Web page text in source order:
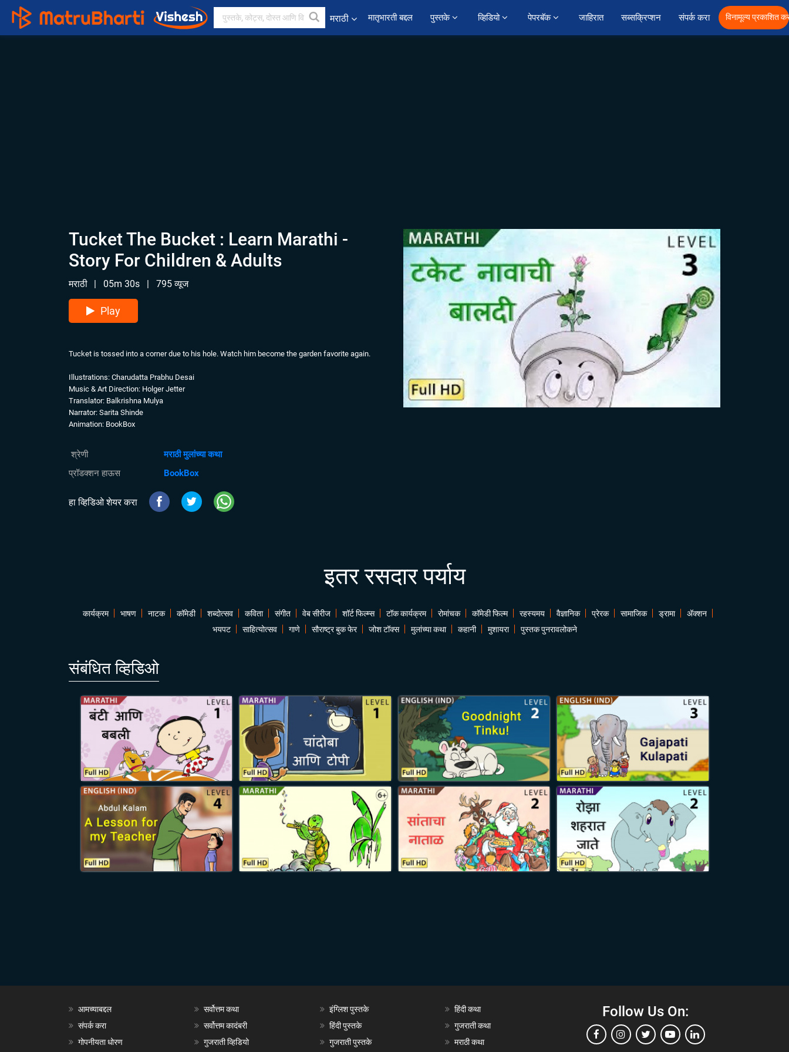
मराठी ﻿मातृभारती बद्दल पुस्तके व्हिडियो पेपरबॅक जाहिरात सब्सक्रिप्शन संपर्क करा विनामूल्य प्रकाशित
Tucket The Bucket : Learn Marathi -
Story For Children & Adults
मराठी | 05m 30s | 795 व्यूज
Play
Tucket is tossed into a corner due to his hole. Watch him become the garden favorite again.
Illustrations: Charudatta Prabhu Desai
Music & Art Direction: Holger Jetter
Translator: Balkrishna Mulya
Narrator: Sarita Shinde
Animation: BookBox
श्रेणी
मराठी मुलांच्या कथा
प्रॉडक्शन हाऊस
BookBox
हा व्हिडिओ शेयर करा
इतर रसदार पर्याय
कार्यक्रम भाषण नाटक कॉमेडी शब्दोत्सव कविता संगीत वेब सीरीज शॉर्ट फिल्म्स टॉक कार्यक्रम रोमांचक कॉमेडी फिल्म रहस्यमय वैज्ञानिक प्रेरक सामाजिक ड्रामा
अ‍ॅक्शन
भयपट
साहित्योत्सव गाणे सौराष्ट्र बुक फेर जोश टॉक्स मुलांच्या कथा कहानी मुशायरा पुस्तक पुनरावलोकने
संबंधित व्हिडिओ
आमच्याबद्दल
संपर्क करा
गोपनीयता धोरण
सर्वोत्तम कथा
सर्वोत्तम कादंबरी
गुजराती व्हिडियो
इंग्लिश पुस्तके
हिंदी पुस्तके
गुजराती पुस्तके
हिंदी कथा
गुजराती कथा
मराठी कथा
Follow Us On: